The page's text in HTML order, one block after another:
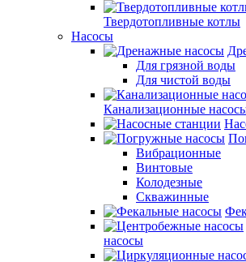
Твердотопливные котлы
Насосы
Для грязной воды
Для чистой воды
Канализационные
Вибрационные
Винтовые
Колодезные
Скважинные
насосы